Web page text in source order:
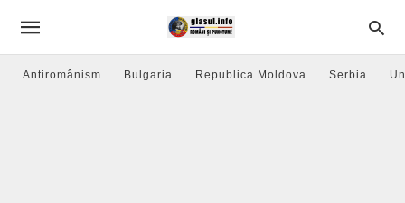
Antiromânism Bulgaria Republica Moldova Serbia